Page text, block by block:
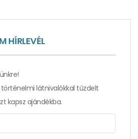
fővárosból, Drezdából
HÍRLEVÉL
látnivalókkal tűzdelt
kapsz ajándékba.